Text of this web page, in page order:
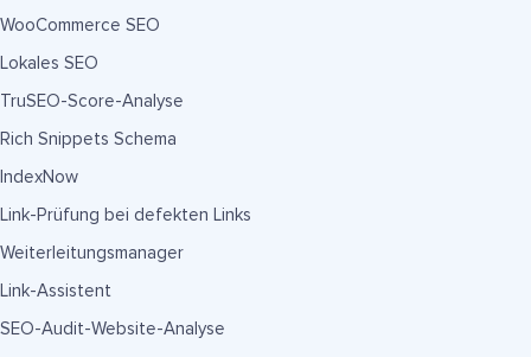
WooCommerce SEO
Lokales SEO
TruSEO-Score-Analyse
Rich Snippets Schema
IndexNow
Link-Prüfung bei defekten Links
Weiterleitungsmanager
Link-Assistent
SEO-Audit-Website-Analyse